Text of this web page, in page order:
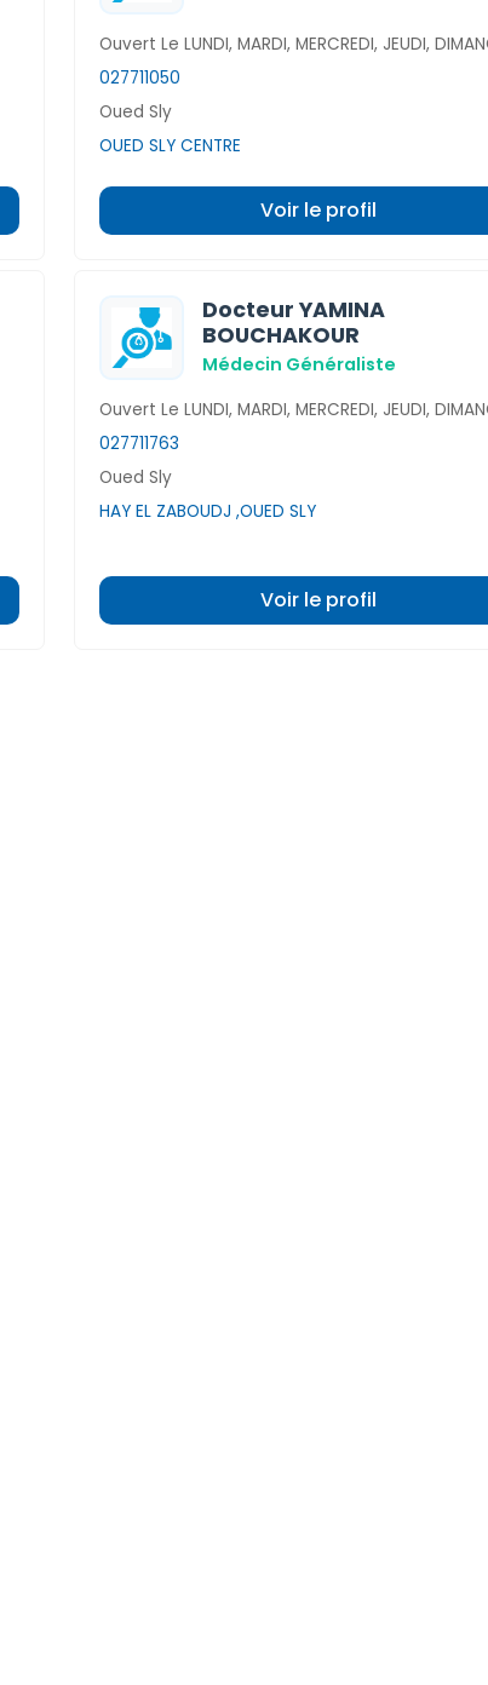
Ouvert Le LUNDI, MARDI, MERCREDI, JEUDI,
027711050
Oued Sly
OUED SLY CENTRE
Voir le profil
Docteur YAMINA
BOUCHAKOUR
Médecin Généraliste
Ouvert Le LUNDI, MARDI, MERCREDI, JEUDI,
027711763
Oued Sly
HAY EL ZABOUDJ ,OUED SLY
Voir le profil